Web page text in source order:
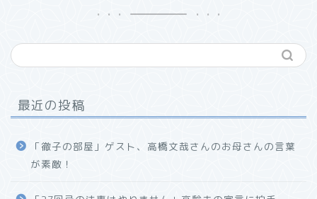
最近の投稿
「徹子の部屋」ゲスト、高橋文哉さんのお母さんの言葉
が素敵！